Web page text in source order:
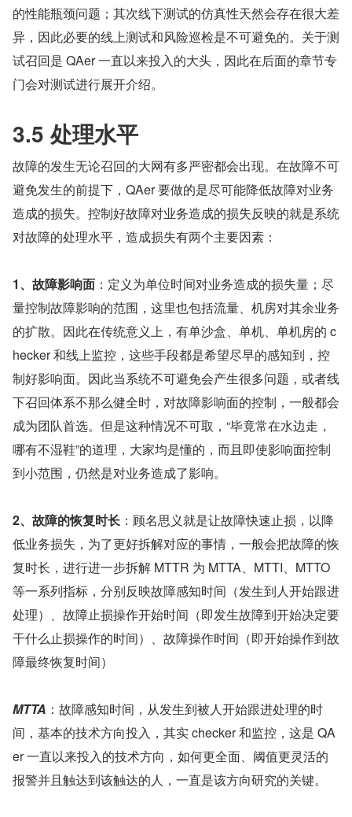
的性能瓶颈问题；其次线下测试的仿真性天然会存在很大差
异，因此必要的线上测试和风险巡检是不可避免的。关于测
试召回是 QAer 一直以来投入的大头，因此在后面的章节专
门会对测试进行展开介绍。
3.5 处理水平
故障的发生无论召回的大网有多严密都会出现。在故障不可
避免发生的前提下，QAer 要做的是尽可能降低故障对业务
造成的损失。控制好故障对业务造成的损失反映的就是系统
对故障的处理水平，造成损失有两个主要因素：
1、故障影响面 ：定义为单位时间对业务造成的损失量；尽
量控制故障影响的范围，这里也包括流量、机房对其余业务
的扩散。因此在传统意义上，有单沙盒、单机、单机房的 c
hecker 和线上监控，这些手段都是希望尽早的感知到，控
制好影响面。因此当系统不可避免会产生很多问题，或者线
下召回体系不那么健全时，对故障影响面的控制，一般都会
成为团队首选。但是这种情况不可取，“毕竟常在水边走，
哪有不湿鞋”的道理，大家均是懂的，而且即使影响面控制
到小范围，仍然是对业务造成了影响。
2、故障的恢复时长 ：顾名思义就是让故障快速止损，以降
低业务损失，为了更好拆解对应的事情，一般会把故障的恢
复时长，进行进一步拆解 MTTR 为 MTTA、MTTI、MTTO
等一系列指标，分别反映故障感知时间（发生到人开始跟进
处理）、故障止损操作开始时间（即发生故障到开始决定要
干什么止损操作的时间）、故障操作时间（即开始操作到故
障最终恢复时间）
MTTA ：故障感知时间，从发生到被人开始跟进处理的时
间，基本的技术方向投入，其实 checker 和监控，这是 QA
er 一直以来投入的技术方向，如何更全面、阈值更灵活的
报警并且触达到该触达的人，一直是该方向研究的关键。